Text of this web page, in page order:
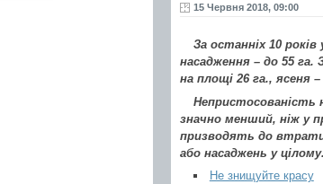
15 Червня 2018, 09:00
За останніх 10 років
насадження – до 55 га.
на площі 26 га., ясеня
Непристосованість
значно менший, ніж у
призводять до втрати
або насаджень у цілому.
Не знищуйте красу